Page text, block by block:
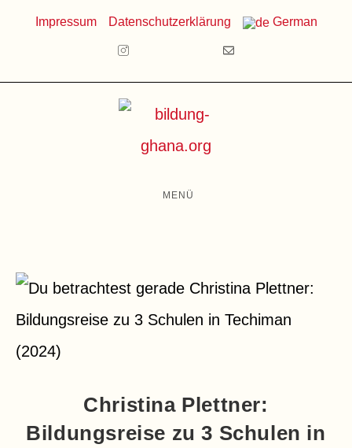
Impressum Datenschutzerklärung German
MENÜ
Christina Plettner:
Bildungsreise zu 3 Schulen in